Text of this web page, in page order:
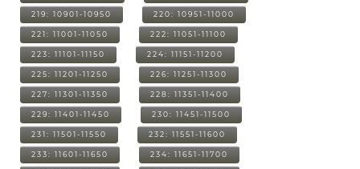
219: 10901-10950 220: 10951-11000
221: 11001-11050 222: 11051-11100
223: 11101-11150 224: 11151-11200
225: 11201-11250 226: 11251-11300
227: 11301-11350 228: 11351-11400
229: 11401-11450 230: 11451-11500
231: 11501-11550 232: 11551-11600
233: 11601-11650 234: 11651-11700